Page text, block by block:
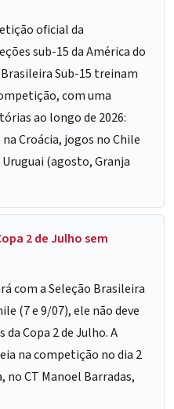
oficial da
sub-15 da América do
Sub-15 treinam
com uma
ao longo de 2026:
Croácia, jogos no Chile
(agosto, Granja
2 de Julho sem
com a Seleção Brasileira
(7 e 9/07), ele não deve
Copa 2 de Julho. A
na competição no dia 2
no CT Manoel Barradas,